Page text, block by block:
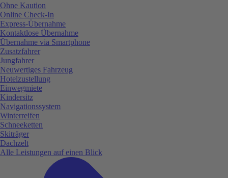
Ohne Kaution
Online Check-In
Express-Übernahme
Kontaktlose Übernahme
Übernahme via Smartphone
Zusatzfahrer
Jungfahrer
Neuwertiges Fahrzeug
Hotelzustellung
Einwegmiete
Kindersitz
Navigationssystem
Winterreifen
Schneeketten
Skiträger
Dachzelt
Alle Leistungen auf einen Blick